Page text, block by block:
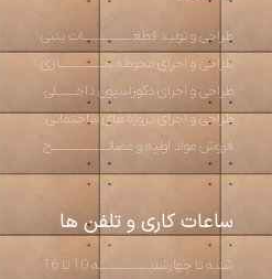
طراحی و تولید قطعـــــــــــــــات بتنی
طراحی و اجرای محوطه ســـــــــــــازی
طراحی و اجرای دکوراسیون داخــــــلی
طراحی و اجرای پروژه های ساختمانی
فروش مواد اولیه و مصالـــــــــــــــــح
ساعات کاری و تلفن ها
شنبه تا چهارشنبـــــــــــــــه 10 تا 16